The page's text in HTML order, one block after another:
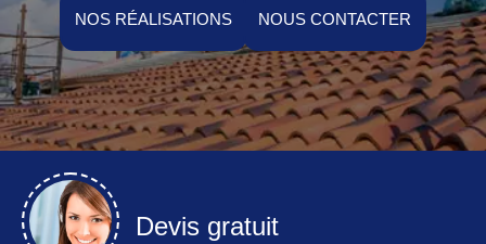
NOS RÉALISATIONS NOUS CONTACTER
Devis gratuit